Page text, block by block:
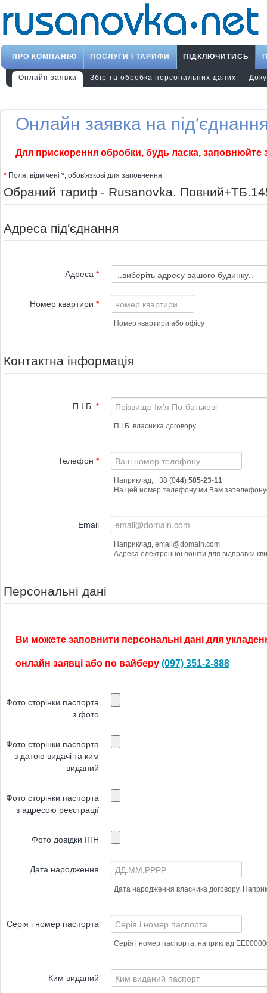
ПРО КОМПАНІЮ ПОСЛУГИ І ТАРИФИ ПІДКЛЮЧИТИСЬ
Онлайн заявка Збір та обробка персональних даних
Онлайн заявка на
Для прискорення обробки, будь ласка, заповнюйте
* Поля, відмічені *, обов′язкові для заповнення
Адреса під′єднання
Адреса *
Номер квартири *
Номер квартири або офісу
Контактна інформація
П.І.Б. *
П.І.Б. власника договору
Телефон *
Наприклад, +38 (044) 585-23-11
Email
Наприклад, email@domain.com
Персональні дані
Ви можете заповнити персональні дані для
онлайн заявці або по вайберу (097) 351-2-888
Фото сторінки паспорта
з фото
Фото сторінки паспорта
з датою видачі та ким
виданий
Фото сторінки паспорта
з адресою реєстрації
Фото довідки ІПН
Дата народження
Дата народження власника договору.
Серія і номер паспорта
Серія і номер паспорта, наприклад
Ким виданий